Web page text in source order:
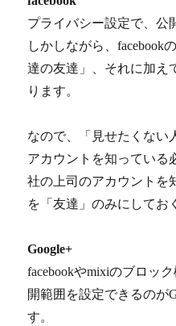
プライバシー設定で、公
しかしながら、facebook
達の友達」、それに加え
ります。
なので、「見せたくない
アカウントを知っている
社の上司のアカウントを
を「友達」のみにしてお
Google+
facebookやmixiのブロッ
開範囲を設定できるのが
す。